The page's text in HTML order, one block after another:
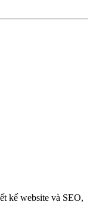
kế website và SEO,